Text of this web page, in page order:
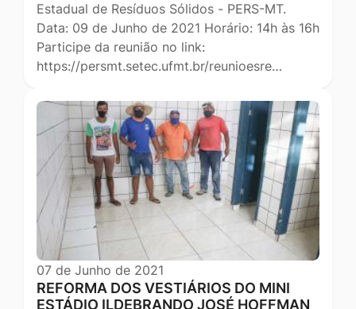
Estadual de Resíduos Sólidos - PERS-MT.
Data: 09 de Junho de 2021 Horário: 14h às 16h
Participe da reunião no link:
https://persmt.setec.ufmt.br/reunioesre…
07 de Junho de 2021
REFORMA DOS VESTIÁRIOS DO MINI
ESTÁDIO ILDEBRANDO JOSÉ HOFFMAN